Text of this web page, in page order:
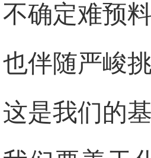
不确定难预
也伴随严峻
这是我们的